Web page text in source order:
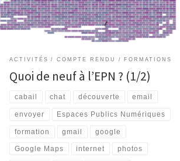
classes de l’enseignement secondaire. Comme
promis, voici un petit compte-rendu des […]
ACTIVITÉS COMPTE RENDU FORMATIONS
Quoi de neuf à l’EPN ? (1/2)
cabail chat découverte email
envoyer Espaces Publics Numériques
formation gmail google
Google Maps internet photos